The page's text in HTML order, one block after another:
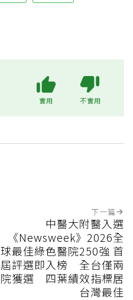
實用 不實用
下一篇
中醫大附醫入選
《Newsweek》2026全
球最佳綠色醫院250強 首
屆評選即入榜 全台僅兩
院獲選 四葉績效指標居
台灣最佳